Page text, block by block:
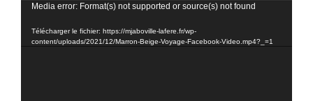
Lecteur
Media error: Format(s) not supported or source(s) not found
Télécharger le fichier: https://mjaboville-lafere.fr/wp-
content/uploads/2021/12/Marron-Beige-Voyage-Facebook-Video.mp4?_=1